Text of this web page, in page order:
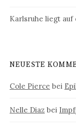
Karlsruhe liegt
NEUESTE
Cole Pierce bei
Nelle Diaz bei